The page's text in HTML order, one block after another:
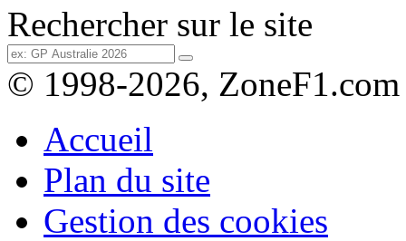
Rechercher sur le site
© 1998-2026, ZoneF1.com
Accueil
Plan du site
Gestion des cookies